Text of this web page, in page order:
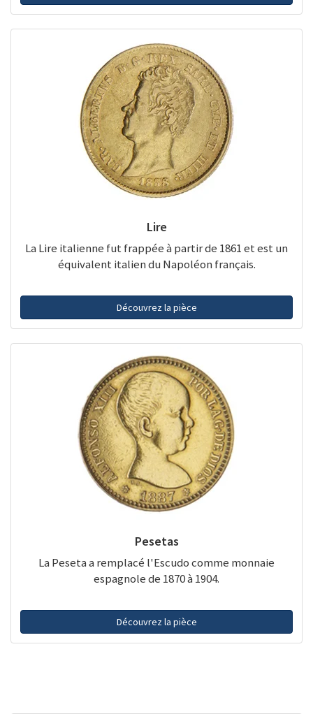
Lire
La Lire italienne fut frappée à partir de 1861 et est un
équivalent italien du Napoléon français.
Découvrez la pièce
Pesetas
La Peseta a remplacé l'Escudo comme monnaie
espagnole de 1870 à 1904.
Découvrez la pièce